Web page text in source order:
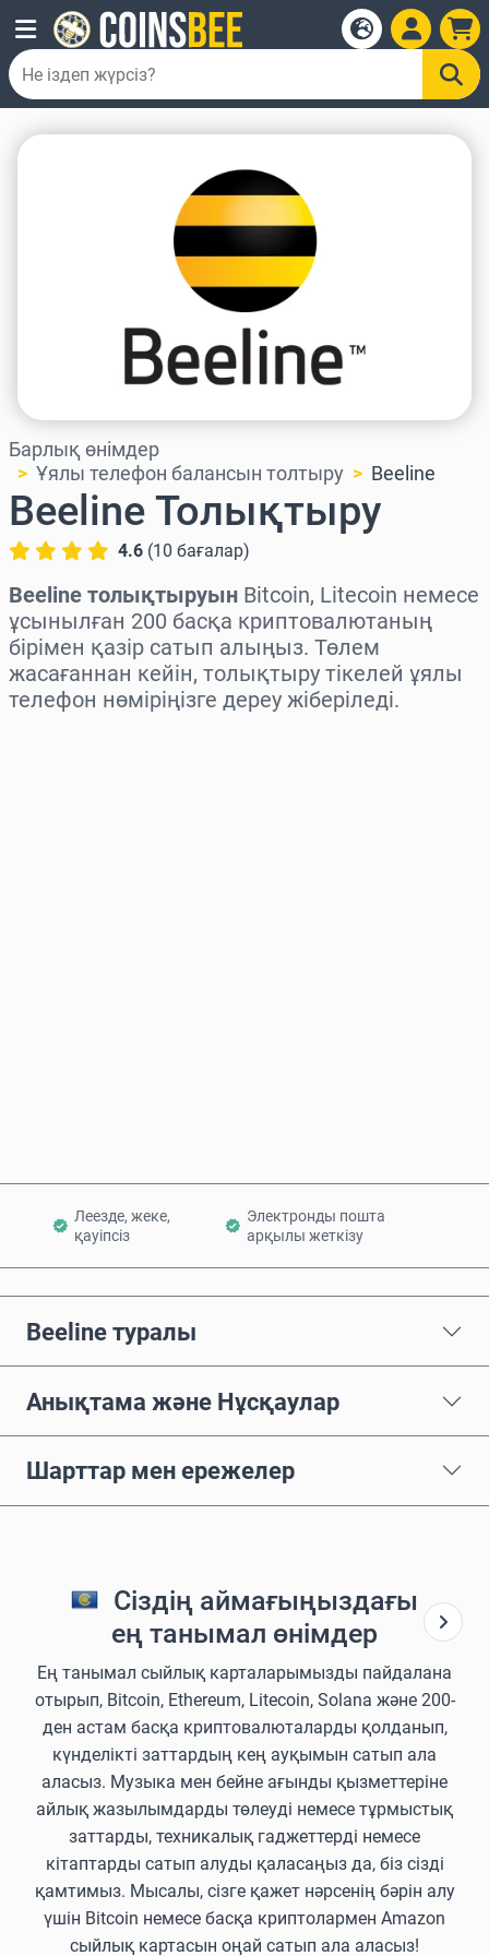
Барлық өнімдер
Ұялы телефон балансын толтыру
Beeline
Beeline Толықтыру
4.6 (10 бағалар)
Beeline толықтыруын Bitcoin, Litecoin немесе
ұсынылған 200 басқа криптовалютаның
бірімен қазір сатып алыңыз. Төлем
жасағаннан кейін, толықтыру тікелей ұялы
телефон нөміріңізге дереу жіберіледі.
Леезде, жеке,
қауіпсіз
Электронды пошта
арқылы жеткізу
Beeline туралы
Анықтама және Нұсқаулар
Шарттар мен ережелер
Сіздің аймағыңыздағы
ең танымал өнімдер
Ең танымал сыйлық карталарымызды пайдалана
отырып, Bitcoin, Ethereum, Litecoin, Solana және 200-
ден астам басқа криптовалюталарды қолданып,
күнделікті заттардың кең ауқымын сатып ала
аласыз. Музыка мен бейне ағынды қызметтеріне
айлық жазылымдарды төлеуді немесе тұрмыстық
заттарды, техникалық гаджеттерді немесе
кітаптарды сатып алуды қаласаңыз да, біз сізді
қамтимыз. Мысалы, сізге қажет нәрсенің бәрін алу
үшін Bitcoin немесе басқа криптолармен Amazon
сыйлық картасын оңай сатып ала аласыз!